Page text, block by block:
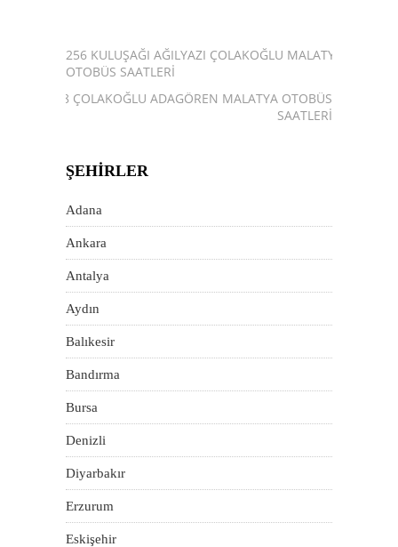
256 KULUŞAĞI AĞILYAZI ÇOLAKOĞLU MALATYA
OTOBÜS SAATLERI
258 ÇOLAKOĞLU ADAGÖREN MALATYA OTOBÜS
SAATLERI
ŞEHIRLER
Adana
Ankara
Antalya
Aydın
Balıkesir
Bandırma
Bursa
Denizli
Diyarbakır
Erzurum
Eskişehir